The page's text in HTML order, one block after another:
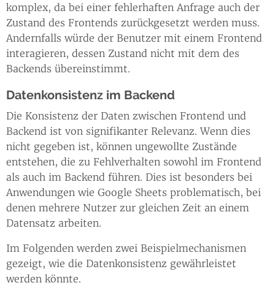
komplex, da bei einer fehlerhaften Anfrage auch der
Zustand des Frontends zurückgesetzt werden muss.
Andernfalls würde der Benutzer mit einem Frontend
interagieren, dessen Zustand nicht mit dem des
Backends übereinstimmt.
Datenkonsistenz im Backend
Die Konsistenz der Daten zwischen Frontend und
Backend ist von signifikanter Relevanz. Wenn dies
nicht gegeben ist, können ungewollte Zustände
entstehen, die zu Fehlverhalten sowohl im Frontend
als auch im Backend führen. Dies ist besonders bei
Anwendungen wie Google Sheets problematisch, bei
denen mehrere Nutzer zur gleichen Zeit an einem
Datensatz arbeiten.
Im Folgenden werden zwei Beispielmechanismen
gezeigt, wie die Datenkonsistenz gewährleistet
werden könnte.